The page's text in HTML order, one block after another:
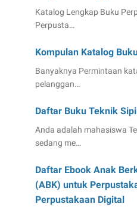
Katalog Lengkap Buku
Perpusta…
Kompulan Katalog
Banyaknya Permintaan
pelanggan…
Daftar Buku Teknik
Anda adalah mahasiswa
sedang me…
Daftar Ebook Anak
(ABK) untuk
Perpustakaan Digital